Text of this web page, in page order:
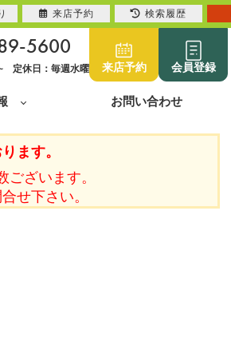
5600
定休日：毎週水曜 来店予約 会員登録
お問い合わせ
ます。
ざいます。
せ下さい。
来店予約 検索履歴